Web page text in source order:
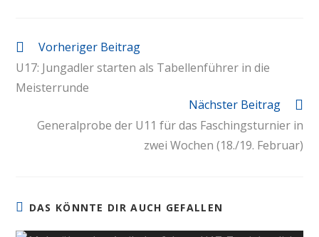
Vorheriger Beitrag
U17: Jungadler starten als Tabellenführer in die
Meisterrunde
Nächster Beitrag
Generalprobe der U11 für das Faschingsturnier in
zwei Wochen (18./19. Februar)
DAS KÖNNTE DIR AUCH GEFALLEN